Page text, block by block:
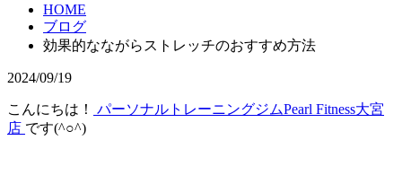
HOME
ブログ
効果的なながらストレッチのおすすめ方法
2024/09/19
こんにちは！
パーソナルトレーニングジムPearl Fitness大宮
店 です(^○^)